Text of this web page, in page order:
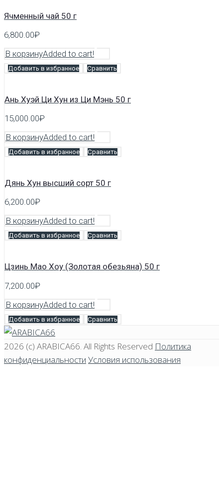
Ячменный чай 50 г
6,800.00₽
В корзинуAdded to cart!
Добавить в избранное Сравнить
Ань Хуэй Ци Хун из Ци Мэнь 50 г
15,000.00₽
В корзинуAdded to cart!
Добавить в избранное Сравнить
Дянь Хун высший сорт 50 г
6,200.00₽
В корзинуAdded to cart!
Добавить в избранное Сравнить
Цзинь Мао Хоу (Золотая обезьяна) 50 г
7,200.00₽
В корзинуAdded to cart!
Добавить в избранное Сравнить
2026 (c) ARABICA66 . All Rights Reserved Политика
конфиденциальности Условия использования